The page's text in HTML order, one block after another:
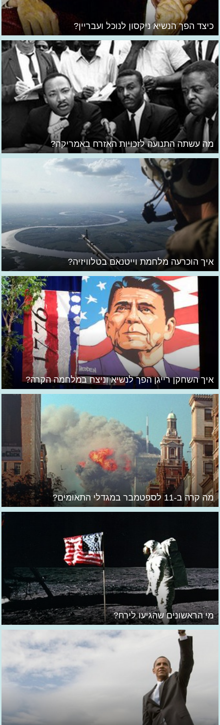
כיצד הפך הנשיא ניקסון לנוכל ועבריין?
מה עשתה התנועה לזכויות האזרח באמריקה?
איך הוכרעה מלחמת וייטנאם בטלוויזיה?
איך השחקן רייגן הפך לנשיא וניצח במלחמה הקרה?
מה קרה ב-11 לספטמבר במגדלי התאומים?
מי הראשונים שהגיעו לירח?